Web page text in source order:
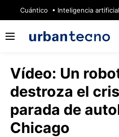
Cuántico Inteligencia artificial
Vídeo: Un
destroza el
parada de
Chicago